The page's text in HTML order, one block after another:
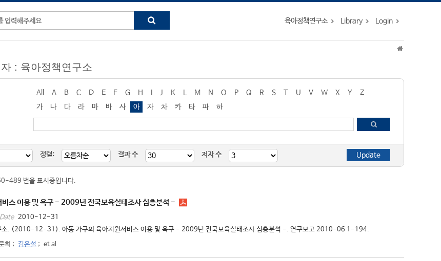
육아정책연구소 Library Login
: 육아정책연구소
All A B C D E F G H J K M N O P Q R S T U V W X Y
Z
가
나 다 라 마 바 사 아 자 차 카 타 파
하
정렬: 결과 수 저자 수
489 번을 표시중입니다.
비스 이용 및 욕구 - 2009년 전국보육실태조사 심층분석 -
2010-12-31
소. (2010-12-31). 아동 가구의 육아지원서비스 이용 및 욕구 - 2009년 전국보육실태조사 심층분석 -. 연구보고 2010-06 1-194.
희 ; 김은설 ; et al